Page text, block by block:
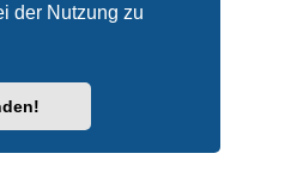
der Nutzung zu